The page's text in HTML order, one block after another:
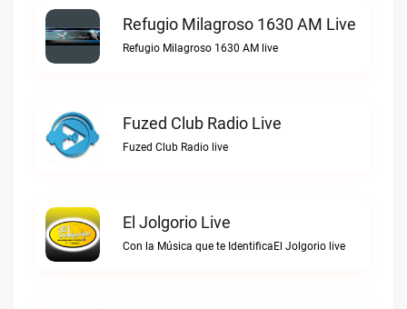
Refugio Milagroso 1630 AM Live
Refugio Milagroso 1630 AM live
Fuzed Club Radio Live
Fuzed Club Radio live
El Jolgorio Live
Con la Música que te IdentificaEl Jolgorio live